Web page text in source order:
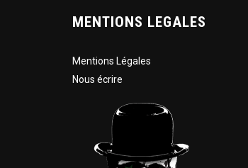
MENTIONS LEGALES
Mentions Légales
Nous écrire